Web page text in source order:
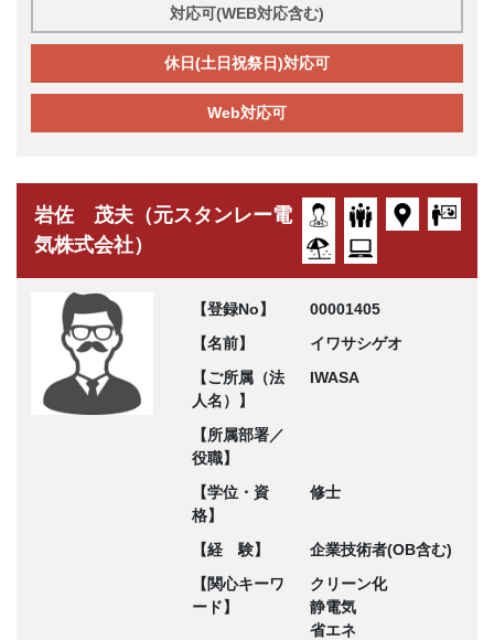
対応可(WEB対応含む)
休日(土日祝祭日)対応可
Web対応可
岩佐 茂夫（元スタンレー電
気株式会社）
【登録No】
00001405
【名前】
イワサシゲオ
【ご所属（法
人名）】
IWASA
【所属部署／
役職】
【学位・資
格】
修士
【経 験】
企業技術者(OB含む)
【関心キーワ
ード】
クリーン化
静電気
省エネ